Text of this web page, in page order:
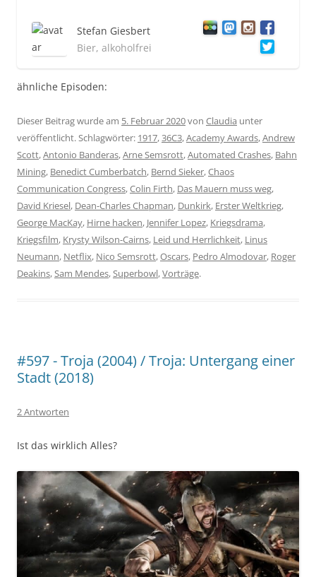
Stefan Giesbert
Bier, alkoholfrei
ähnliche Episoden:
Dieser Beitrag wurde am 5. Februar 2020von Claudia unter
veröffentlicht. Schlagwörter: 1917,36C3,Academy Awards,Andrew
Scott,Antonio Banderas,Arne Semsrott,Automated Crashes, Bahn
Mining, Benedict Cumberbatch, Bernd Sieker,Chaos
Communication Congress,Colin Firth, Das Mauern muss weg,
David Kriesel, Dean-Charles Chapman, Dunkirk, Erster Weltkrieg,
George MacKay, Hirne hacken, Jennifer Lopez, Kriegsdrama,
Kriegsfilm, Krysty Wilson-Cairns, Leid und Herrlichkeit, Linus
Neumann, Netflix, Nico Semsrott,Oscars, Pedro Almodovar, Roger
Deakins,Sam Mendes,Superbowl,Vorträge.
#597 - Troja (2004) / Troja: Untergang einer
Stadt (2018)
2 Antworten
Ist das wirklich Alles?